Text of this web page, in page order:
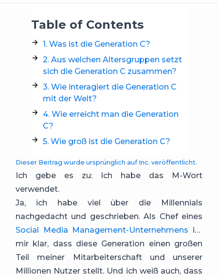
Table of Contents
1. Was ist die Generation C?
2. Aus welchen Altersgruppen setzt
sich die Generation C zusammen?
3. Wie interagiert die Generation C
mit der Welt?
4. Wie erreicht man die Generation
C?
5. Wie groß ist die Generation C?
Dieser Beitrag wurde ursprünglich auf Inc. veröffentlicht.
Ich gebe es zu: Ich habe das M-Wort
verwendet.
Ja, ich habe viel über die Millennials
nachgedacht und geschrieben. Als Chef eines
Social Media Management-Unternehmens ist
mir klar, dass diese Generation einen großen
Teil meiner Mitarbeiterschaft und unserer
Millionen Nutzer stellt. Und ich weiß auch, dass